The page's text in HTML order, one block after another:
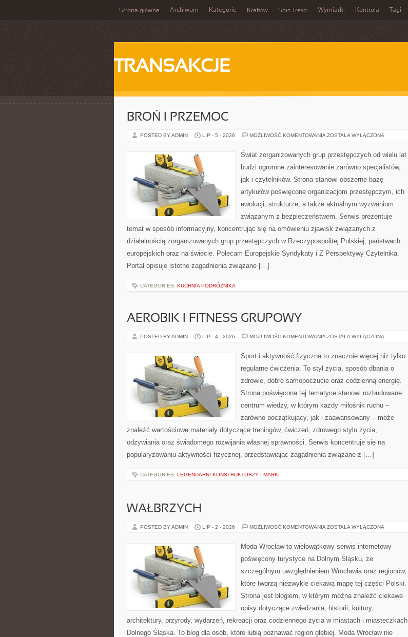
Strona główna Archiwum Kategorie Kraków Spis Treści Wymiarki Kontrola Tagi
TRANSAKCJE
BROŃ I PRZEMOC
POSTED BY ADMIN LIP - 5 - 2026 MOŻLIWOŚĆ KOMENTOWANIA BROŃ
ZOSTAŁA WYŁĄCZONA
Świat zorganizowanych grup przestępczych od wielu lat
budzi ogromne zainteresowanie zarówno specjalistów,
jak i czytelników. Strona stanowi obszerne bazę
artykułów poświęcone organizacjom przestępczym, ich
ewolucji, strukturze, a także aktualnym wyzwaniom
związanym z bezpieczeństwem. Serwis prezentuje
temat w sposób informacyjny, koncentrując się na omówieniu zjawisk związanych z
działalnością zorganizowanych grup przestępczych w Rzeczypospolitej Polskiej, państwach
europejskich oraz na świecie. Polecam Europejskie Syndykaty i Z Perspektywy Czytelnika.
Portal opisuje istotne zagadnienia związane […]
CATEGORIES: KUCHNIA PODRÓŻNIKA
AEROBIK I FITNESS GRUPOWY
POSTED BY ADMIN LIP - 4 - 2026 MOŻLIWOŚĆ KOMENTOWANIA AEROBIK
GRUPOWY
ZOSTAŁA WYŁĄCZONA
Sport i aktywność fizyczna to znacznie więcej niż tylko
regularne ćwiczenia. To styl życia, sposób dbania o
zdrowie, dobre samopoczucie oraz codzienną energię.
Strona poświęcona tej tematyce stanowi rozbudowane
centrum wiedzy, w którym każdy miłośnik ruchu –
zarówno początkujący, jak i zaawansowany – może
znaleźć wartościowe materiały dotyczące treningów, ćwiczeń, zdrowego stylu życia,
odżywiania oraz świadomego rozwijania własnej sprawności. Serwis koncentruje się na
popularyzowaniu aktywności fizycznej, przedstawiając zagadnienia związane z […]
CATEGORIES: LEGENDARNI KONSTRUKTORZY I MARKI
WAŁBRZYCH
POSTED BY ADMIN LIP - 2 - 2026 MOŻLIWOŚĆ KOMENTOWANIA WAŁBRZYCH
ZOSTAŁA WYŁĄCZONA
Moda Wrocław to wielowątkowy serwis internetowy
poświęcony turystyce na Dolnym Śląsku, ze
szczególnym uwzględnieniem Wrocławia oraz regionów,
które tworzą niezwykle ciekawą mapę tej części Polski.
Strona jest blogiem, w którym można znaleźć ciekawe
opisy dotyczące zwiedzania, historii, kultury,
architektury, przyrody, wydarzeń, rekreacji oraz codziennego życia w miastach i miasteczkach
Dolnego Śląska. To blog dla osób, które lubią poznawać region głębiej. Moda Wrocław nie